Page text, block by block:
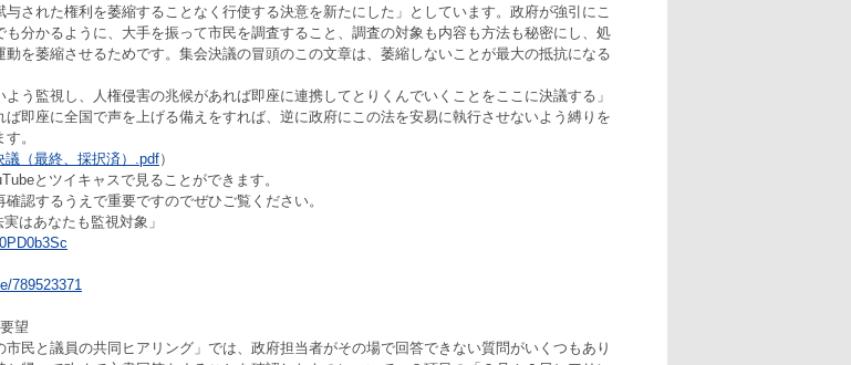
された権利を萎縮することなく行使する決意を新たにした」としています。政府が強引にこ
分かるように、大手を振って市民を調査すること、調査の対象も内容も方法も秘密にし、処
を萎縮させるためです。集会決議の冒頭のこの文章は、萎縮しないことが最大の抵抗になる
う監視し、人権侵害の兆候があれば即座に連携してとりくんでいくことをここに決議する」
即座に全国で声を上げる備えをすれば、逆に政府にこの法を安易に執行させないよう縛りを
。
議（最終、採択済）.pdf）
とツイキャスで見ることができます。
認するうえで重要ですのでぜひご覧ください。
はあなたも監視対象」
789523371
望
民と議員の共同ヒアリング」では、政府担当者がその場で回答できない質問がいくつもあり